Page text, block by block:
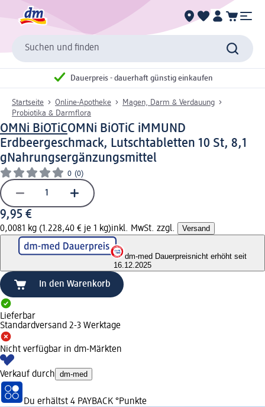
Suchen und finden
Dauerpreis - dauerhaft günstig einkaufen
Startseite Online-Apotheke
Magen, Darm & Verdauung
Probiotika & Darmflora
OMNi BiOTiCOMNi BiOTiC iMMUND
Erdbeergeschmack, Lutschtabletten 10 St, 8,1
gNahrungsergänzungsmittel
0 (0)
9,95 €
0,0081 kg (1.228,40 € je 1 kg)inkl. MwSt. zzgl. Versand
dm-med Dauerpreisnicht erhöht seit
16.12.2025
In den Warenkorb
Lieferbar
Standardversand 2-3 Werktage
Nicht verfügbar in dm-Märkten
Verkauf durch dm-med
Du erhältst 4 PAYBACK °Punkte